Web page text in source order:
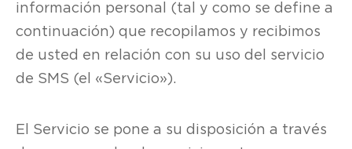
información personal (tal y como se define a
continuación) que recopilamos y recibimos
de usted en relación con su uso del servicio
de SMS (el «Servicio»).
El Servicio se pone a su disposición a través